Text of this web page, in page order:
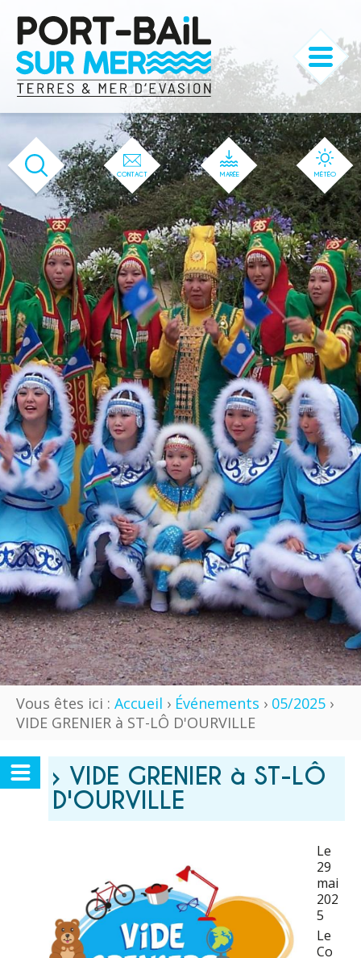
CONTACT MARÉE MÉTÉO
Vous êtes ici : Accueil › Événements › 05/2025 ›
VIDE GRENIER à ST-LÔ D'OURVILLE
› VIDE GRENIER à ST-LÔ
D'OURVILLE
Le
29
mai
202
5
Le
Co